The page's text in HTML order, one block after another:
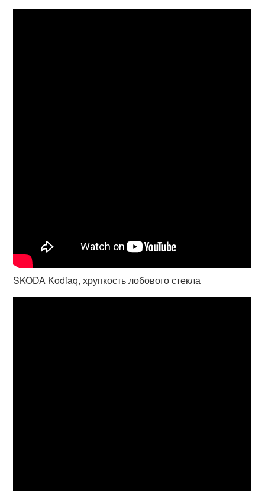
SKODA Kodiaq, хрупкость лобового стекла